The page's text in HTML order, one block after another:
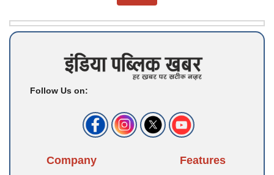
Follow Us on:
Company Features